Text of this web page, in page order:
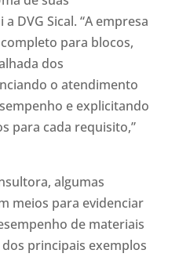
DVG Sical. “A empresa
para blocos,
dos
o atendimento
e explicitando
para cada requisito,”
algumas
meios para evidenciar
de materiais
principais exemplos